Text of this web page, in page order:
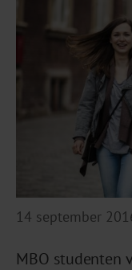
14 september
MBO studenten